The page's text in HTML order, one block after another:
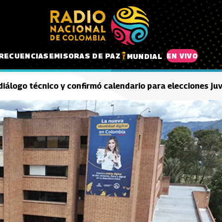
EMISORAS DE PAZ MUNDIAL EN VIVO
técnico y confirmó calendario para elecciones